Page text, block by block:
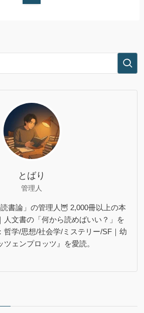
とばり
管理人
書論」の管理人🦉 2,000冊以上の本
人文書の「何から読めばいい？」を
哲学/思想/社会学/ミステリー/SF｜幼
ェンプロッツ』を愛読。